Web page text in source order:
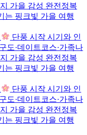
가을 감성 완전정복
는 핑크빛 가을 여행
단풍 시작 시기와 인
도·데이트코스·가족나
가을 감성 완전정복
는 핑크빛 가을 여행
단풍 시작 시기와 인
도·데이트코스·가족나
가을 감성 완전정복
는 핑크빛 가을 여행